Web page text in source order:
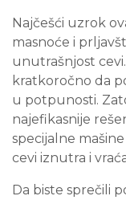
Najčešći uzrok
masnoće i
unutrašnjost
kratkoročno da
u potpunosti.
najefikasnije
specijalne
cevi iznutra i
Da biste sprečili